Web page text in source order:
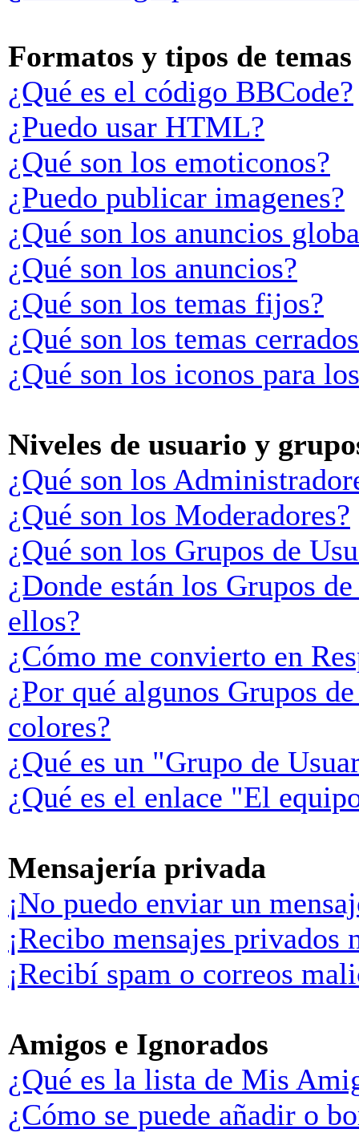
Formatos y tipos de temas
¿Qué es el código BBCode?
¿Puedo usar HTML?
¿Qué son los emoticonos?
¿Puedo publicar imagenes?
¿Qué son los anuncios
¿Qué son los anuncios?
¿Qué son los temas fijos?
¿Qué son los temas
¿Qué son los iconos para
Niveles de usuario y
¿Qué son los
¿Qué son los Moderadores?
¿Qué son los Grupos de
¿Donde están los Grupos
ellos?
¿Cómo me convierto en
¿Por qué algunos Grupos
colores?
¿Qué es un "Grupo de
¿Qué es el enlace "El
Mensajería privada
¡No puedo enviar un
¡Recibo mensajes privados
¡Recibí spam o correos
Amigos e Ignorados
¿Qué es la lista de Mis
¿Cómo se puede añadir o